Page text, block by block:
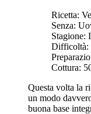
Ricetta:
Senza:
Stagione:
Difficoltà:
Cottura:
Questa volta la
un modo
buona base